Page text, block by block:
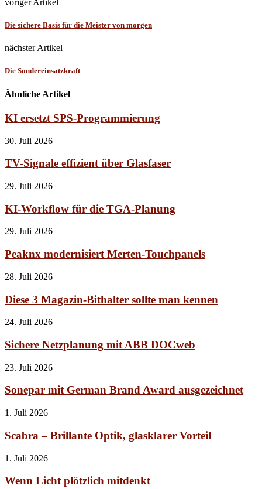
Die sichere Basis für die Meister von morgen
nächster Artikel
Die Sondereinsatzkraft
Ähnliche Artikel
KI ersetzt SPS-Programmierung
30. Juli 2026
TV-Signale effizient über Glasfaser
29. Juli 2026
KI-Workflow für die TGA-Planung
29. Juli 2026
Peaknx modernisiert Merten-Touchpanels
28. Juli 2026
Diese 3 Magazin-Bithalter sollte man kennen
24. Juli 2026
Sichere Netzplanung mit ABB DOCweb
23. Juli 2026
Sonepar mit German Brand Award ausgezeichnet
1. Juli 2026
Scabra – Brillante Optik, glasklarer Vorteil
1. Juli 2026
Wenn Licht plötzlich mitdenkt